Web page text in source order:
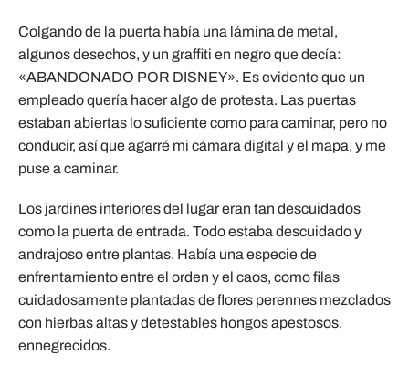
Colgando de la puerta había una lámina de metal,
algunos desechos, y un graffiti en negro que decía:
«ABANDONADO POR DISNEY». Es evidente que un
empleado quería hacer algo de protesta. Las puertas
estaban abiertas lo suficiente como para caminar, pero no
conducir, así que agarré mi cámara digital y el mapa, y me
puse a caminar.
Los jardines interiores del lugar eran tan descuidados
como la puerta de entrada. Todo estaba descuidado y
andrajoso entre plantas. Había una especie de
enfrentamiento entre el orden y el caos, como filas
cuidadosamente plantadas de flores perennes mezclados
con hierbas altas y detestables hongos apestosos,
ennegrecidos.